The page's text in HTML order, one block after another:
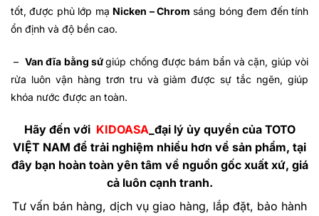
tốt, được phủ lớp mạ Nicken – Chrom sáng bóng đem đến tính
ổn định và độ bền cao.
– Van đĩa bằng sứgiúp chống được bám bẩn và cặn, giúp vòi
rửa luôn vận hàng trơn tru và giảm được sự tắc ngẽn, giúp
khóa nước được an toàn.
Hãy đến với KIDOASA _đại lý ủy quyền của TOTO
VIỆT NAM để trải nghiệm nhiều hơn về sản phẩm, tại
đây bạn hoàn toàn yên tâm về nguồn gốc xuất xứ, giá
cả luôn cạnh tranh.
Tư vấn bán hàng, dịch vụ giao hàng, lắp đặt, bảo hành